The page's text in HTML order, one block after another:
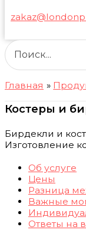
Главная
Костеры и
Бирдекли и
Изготовление
Об услуге
Цены
Разница
Важные
Ответы на